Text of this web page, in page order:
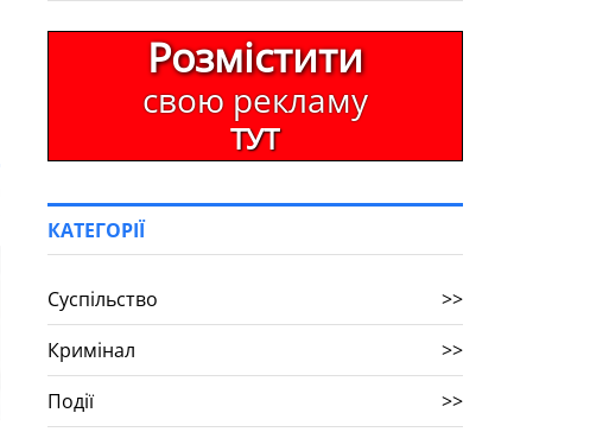
Розмістити
свою рекламу
ТУТ
КАТЕГОРІЇ
Суспільство
>>
Кримінал
>>
Події
>>